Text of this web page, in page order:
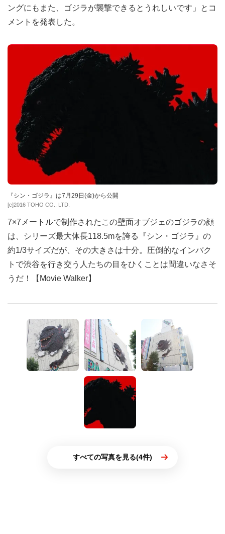
ングにもまた、ゴジラが襲撃できるとうれしいです」とコ
メントを発表した。
『シン・ゴジラ』は7月29日(金)から公開
[c]2016 TOHO CO., LTD.
7×7メートルで制作されたこの壁面オブジェのゴジラの顔
は、シリーズ最大体長118.5mを誇る『シン・ゴジラ』の
約1/3サイズだが、その大きさは十分。圧倒的なインパク
トで渋谷を行き交う人たちの目をひくことは間違いなさそ
うだ！【Movie Walker】
すべての写真を見る(4件)